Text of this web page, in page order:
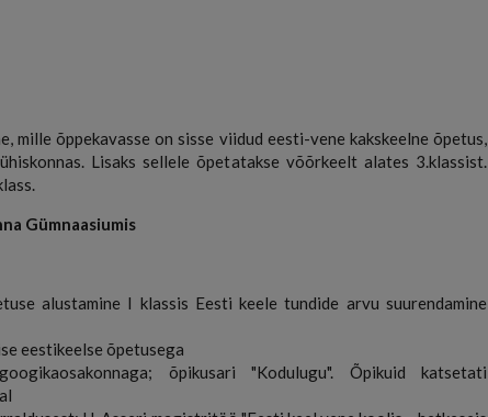
mille õppekavasse on sisse viidud eesti-vene kakskeelne õpetus,
Lisaks sellele õpetatakse võõrkeelt alates 3.klassist.
Gümnaasiumis
alustamine I klassis Eesti keele tundide arvu suurendamine
eestikeelse õpetusega
õpikusari "Kodulugu". Õpikuid katsetati